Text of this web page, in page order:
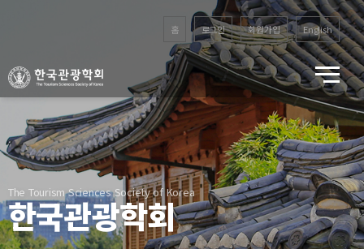
홈 로그인 회원가입 English
The Tourism Sciences Society of Korea
한국관광학회